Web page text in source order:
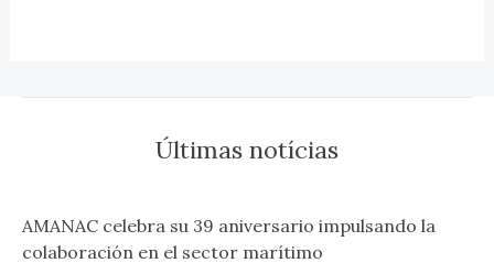
Últimas notícias
AMANAC celebra su 39 aniversario impulsando la
colaboración en el sector marítimo